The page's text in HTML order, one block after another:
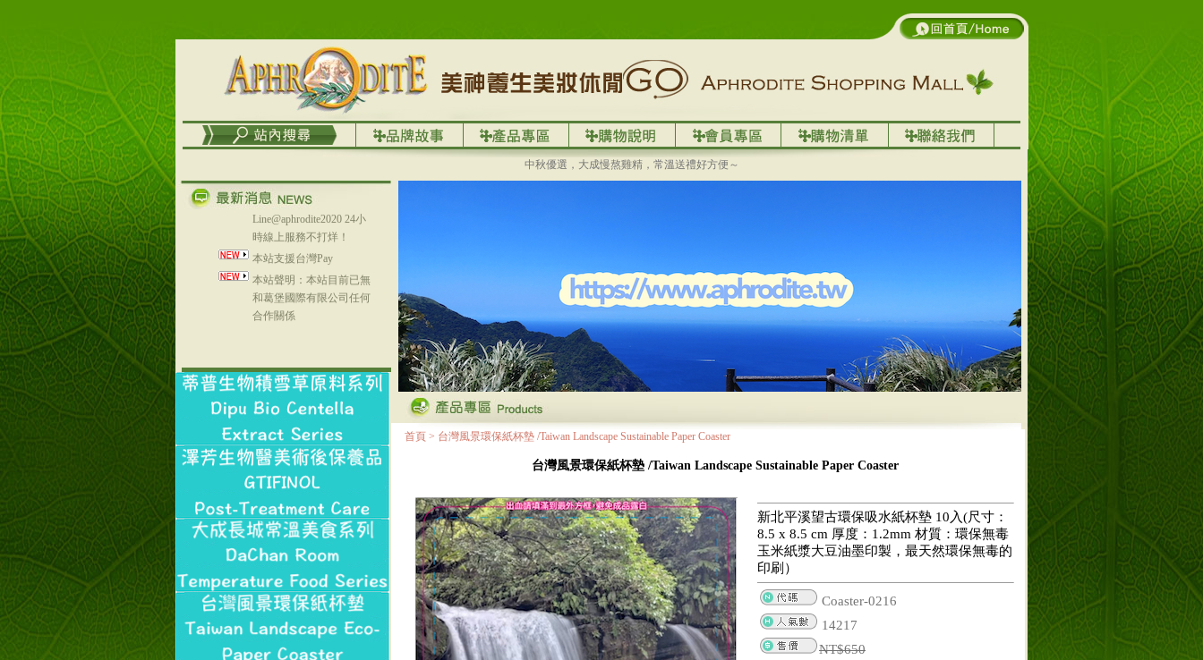
中秋優選，大成慢熬雞精，常溫送禮好方便～
在外租屋者、居住處無管
理員、不方便在工作地點
取件者，歡迎多多使用
【郵局i郵箱】的服務喔～
【i郵箱】設立的地點，請
成功加入
Line@aphrodite2020 24小
時線上服務不打烊！
本站支援台灣Pay
本站聲明：本站目前已無
和葛堡國際有限公司任何
合作關係
本站支援支付宝
NT$320(RMB￥71.00)
首頁 > 台灣風景環保紙杯墊 /Taiwan Landscape Sustainable Paper Coaster
台灣風景環保紙杯墊 /Taiwan Landscape Sustainable Paper Coaster
新北平溪望古環保吸水紙杯墊 10入(尺寸：
8.5 x 8.5 cm 厚度：1.2mm 材質：環保無毒
玉米紙漿大豆油墨印製，最天然環保無毒的
印刷）
Coaster-0216
14217
NT$650